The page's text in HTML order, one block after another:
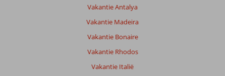
Vakantie Antalya
Vakantie Madeira
Vakantie Bonaire
Vakantie Rhodos
Vakantie Italië